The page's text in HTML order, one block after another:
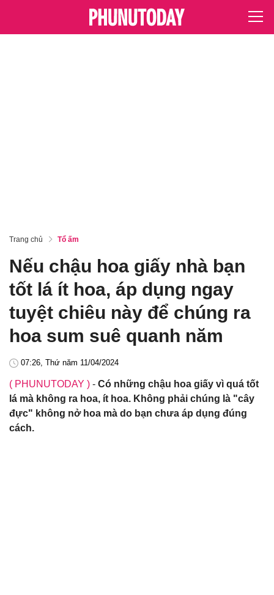
Trang chủ Tổ ấm
Nếu chậu hoa giấy nhà bạn
tốt lá ít hoa, áp dụng ngay
tuyệt chiêu này để chúng ra
hoa sum suê quanh năm
07:26, Thứ năm 11/04/2024
( PHUNUTODAY ) - Có những chậu hoa giấy vì quá tốt
lá mà không ra hoa, ít hoa. Không phải chúng là "cây
đực" không nở hoa mà do bạn chưa áp dụng đúng
cách.